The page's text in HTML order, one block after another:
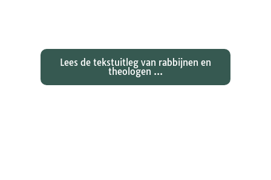
Lees de tekstuitleg van rabbijnen en
theologen ...